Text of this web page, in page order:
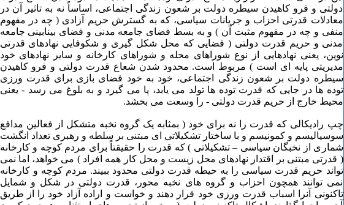
دولتی و فرو کاهیدن سیطره دولت بر شعون زندگی اجتماعی، اساساً نه به تاثیر آن در
معادلات قدرتی احزاب و جریانات سیاسی، که به گسترش حریم آزادی ( چه در مفهوم
منفی و چه در مفهوم مثبت آن ) و به بسط فضای جامعه مدنی و فضای بینابینی جامعه
مدنی و حریم قدرت دولتی ( فضایی که محل شکل گیری و شکوفایی نهادهای قدرتی
نوین، یعنی نهادهایی از نوع شوراهای محله و شوراهای کارخانه و سایر نهادهای خود
مدیریتی پایه ای است ) مربوط است. محدود شدن شعاع قدرت دولتی و فرو کاهیدن
سیطره دولت بر شعون زندگی اجتماعی، خود به خود فضای بازی برای قدرت ورزی
توده ها در جایی که قدرت توده ها تولد می یابد، پا می گیرد و به بلوغ می رسد - یعنی
محیط خارج از حریم قدرت دولتی - را وسعت می بخشد.
چپ رادیکالی که قدرت را نه برای خود ( بمثابه یک گروه نخبه متشکل از فعالین مدافع
سوسیالیسم و کمونیسم و با ساختار تشکیلاتی ای مبتنی بر سلطه و رهبری تعداد انگشت
شماری از نخبگان سیاسی – تشکیلاتی ) که قدرت را حقیقتاً برای مردم کوچه و کارخانه
( قدرتی مبتنی بر اقتدار نهادهای محل زیست و محل کار همه افراد ) می خواهد، اما نمی
تواند حریم قدرت سیاسی را به حیطه قدرت دولتی محدود ببیند. مردم کوچه و کارخانه
نمی توانند همچون احزاب و گروه های نخبه محور، قدرت دولتی در شکل و شمایل
تاکنونی آنرا اسباب قدرت ورزی خود قرار دهند و خواست و اراده آزاد خود را از طریق